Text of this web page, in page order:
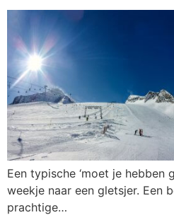
Een typische ‘moet je hebben
weekje naar een gletsjer. Een
prachtige…